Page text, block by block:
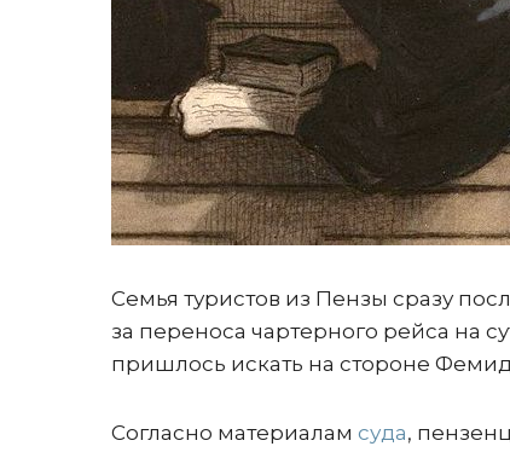
Семья туристов из Пензы сразу
за переноса чартерного рейса на
пришлось искать на стороне
Согласно материалам суда,